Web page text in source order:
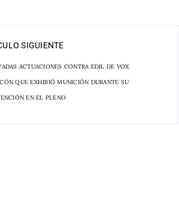
SIGUIENTE
ACTUACIONES CONTRA EDIL DE VOX
QUE EXHIBIÓ MUNICIÓN DURANTE SU
EN EL PLENO